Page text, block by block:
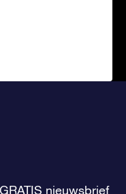
nieuwsbrief